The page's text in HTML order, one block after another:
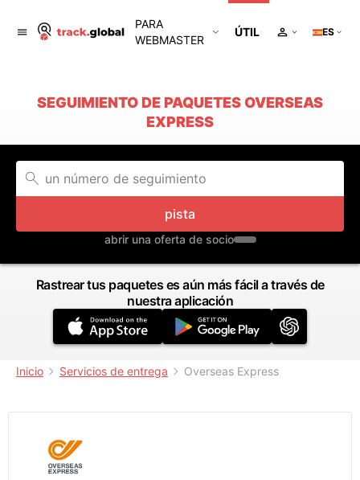
PARA
WEBMASTER
ÚTIL ES
SEGUIMIENTO DE PAQUETES OVERSEAS
EXPRESS
pista
abrir una oferta de socio
Rastrear tus paquetes es aún más fácil a través de
nuestra aplicación
Inicio Servicios de entrega Overseas Express